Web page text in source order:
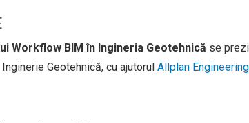
Workflow BIMîn Ingineria Geotehnică se
Geotehnică, cu ajutorul Allplan Engineering